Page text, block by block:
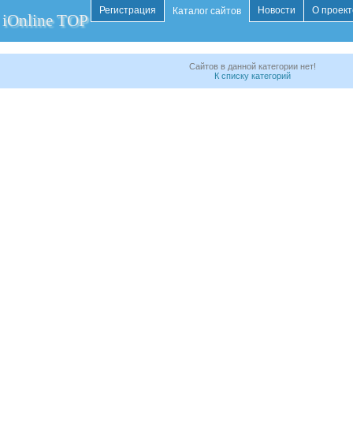
iOnline TOP
Регистрация Каталог сайтов Новости О
Сайтов в данной категории нет!
К списку категорий